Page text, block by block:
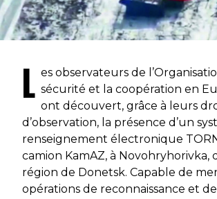
L es observateurs de
sécurité et la coopération en
ont découvert, grâce à leurs
d’observation, la présence d’un
renseignement électronique
camion KamAZ, à Novohryhorivka,
région de Donetsk. Capable de
opérations de reconnaissance et